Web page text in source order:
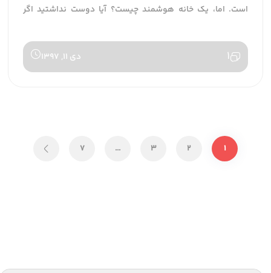
است. اما، یک خانه هوشمند چیست؟ آیا دوست نداشتید اگر
روشن کنید یا بعد از اینکه خانه را ترک کردید چراغ […]
1 دی 11, 1397
1
2
3
…
7